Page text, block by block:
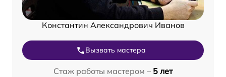
Константин Александрович Иванов
Вызвать мастера
Стаж работы мастером – 5 лет